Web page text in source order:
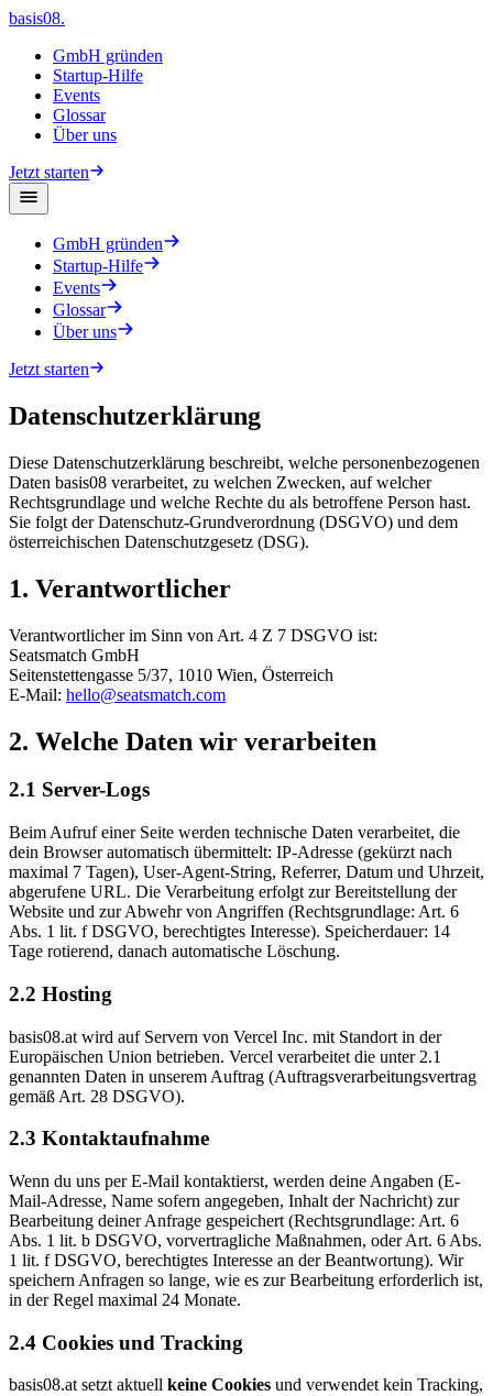
basis08.
GmbH gründen
Startup-Hilfe
Events
Glossar
Über uns
Jetzt starten
GmbH gründen
Startup-Hilfe
Events
Glossar
Über uns
Jetzt starten
Datenschutzerklärung
Diese Datenschutzerklärung beschreibt, welche personenbezogenen
Daten basis08 verarbeitet, zu welchen Zwecken, auf welcher
Rechtsgrundlage und welche Rechte du als betroffene Person hast.
Sie folgt der Datenschutz-Grundverordnung (DSGVO) und dem
österreichischen Datenschutzgesetz (DSG).
1. Verantwortlicher
Verantwortlicher im Sinn von Art. 4 Z 7 DSGVO ist:
Seatsmatch GmbH
Seitenstettengasse 5/37, 1010 Wien, Österreich
E-Mail: hello@seatsmatch.com
2. Welche Daten wir verarbeiten
2.1 Server-Logs
Beim Aufruf einer Seite werden technische Daten verarbeitet, die
dein Browser automatisch übermittelt: IP-Adresse (gekürzt nach
maximal 7 Tagen), User-Agent-String, Referrer, Datum und Uhrzeit,
abgerufene URL. Die Verarbeitung erfolgt zur Bereitstellung der
Website und zur Abwehr von Angriffen (Rechtsgrundlage: Art. 6
Abs. 1 lit. f DSGVO, berechtigtes Interesse). Speicherdauer: 14
Tage rotierend, danach automatische Löschung.
2.2 Hosting
basis08.at wird auf Servern von Vercel Inc. mit Standort in der
Europäischen Union betrieben. Vercel verarbeitet die unter 2.1
genannten Daten in unserem Auftrag (Auftragsverarbeitungsvertrag
gemäß Art. 28 DSGVO).
2.3 Kontaktaufnahme
Wenn du uns per E-Mail kontaktierst, werden deine Angaben (E-
Mail-Adresse, Name sofern angegeben, Inhalt der Nachricht) zur
Bearbeitung deiner Anfrage gespeichert (Rechtsgrundlage: Art. 6
Abs. 1 lit. b DSGVO, vorvertragliche Maßnahmen, oder Art. 6 Abs.
1 lit. f DSGVO, berechtigtes Interesse an der Beantwortung). Wir
speichern Anfragen so lange, wie es zur Bearbeitung erforderlich ist,
in der Regel maximal 24 Monate.
2.4 Cookies und Tracking
basis08.at setzt aktuell keine Cookies und verwendet kein Tracking,